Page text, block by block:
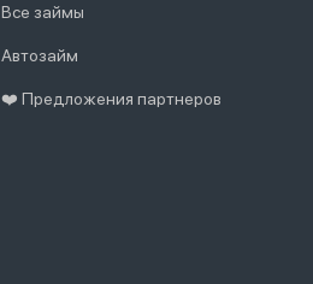
Все займы
Автозайм
❤️ Предложения партнеров